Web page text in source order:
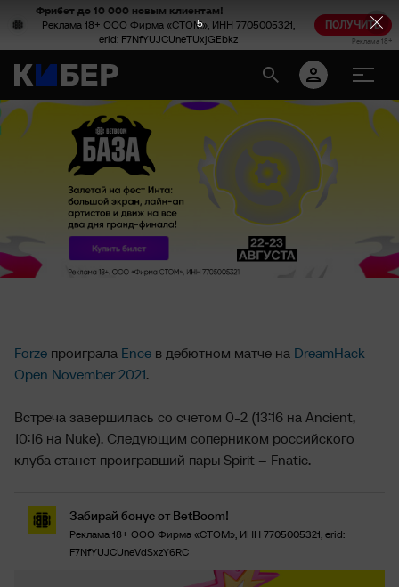
Фрибет до 10 000 новым клиентам!
Реклама 18+ ООО Фирма «СТОМ», ИНН 7705005321,
erid: F7NfYUJCUneTUxjGEbkz
ПОЛУЧИТЬ
Реклама 18+
Forze проиграла Ence в дебютном матче на DreamHack
Open November 2021.
Встреча завершилась со счетом 0-2 (13:16 на Ancient,
10:16 на Nuke). Следующим соперником российского
клуба станет проигравший пары Spirit – Fnatic.
Забирай бонус от BetBoom!
Реклама 18+ ООО Фирма «СТОМ», ИНН 7705005321, erid:
F7NfYUJCUneVdSxzY6RC
5